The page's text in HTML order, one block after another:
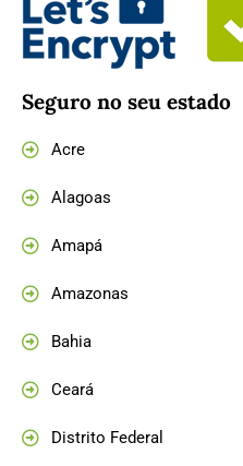
Seguro no seu estado
Acre
Alagoas
Amapá
Amazonas
Bahia
Ceará
Distrito Federal